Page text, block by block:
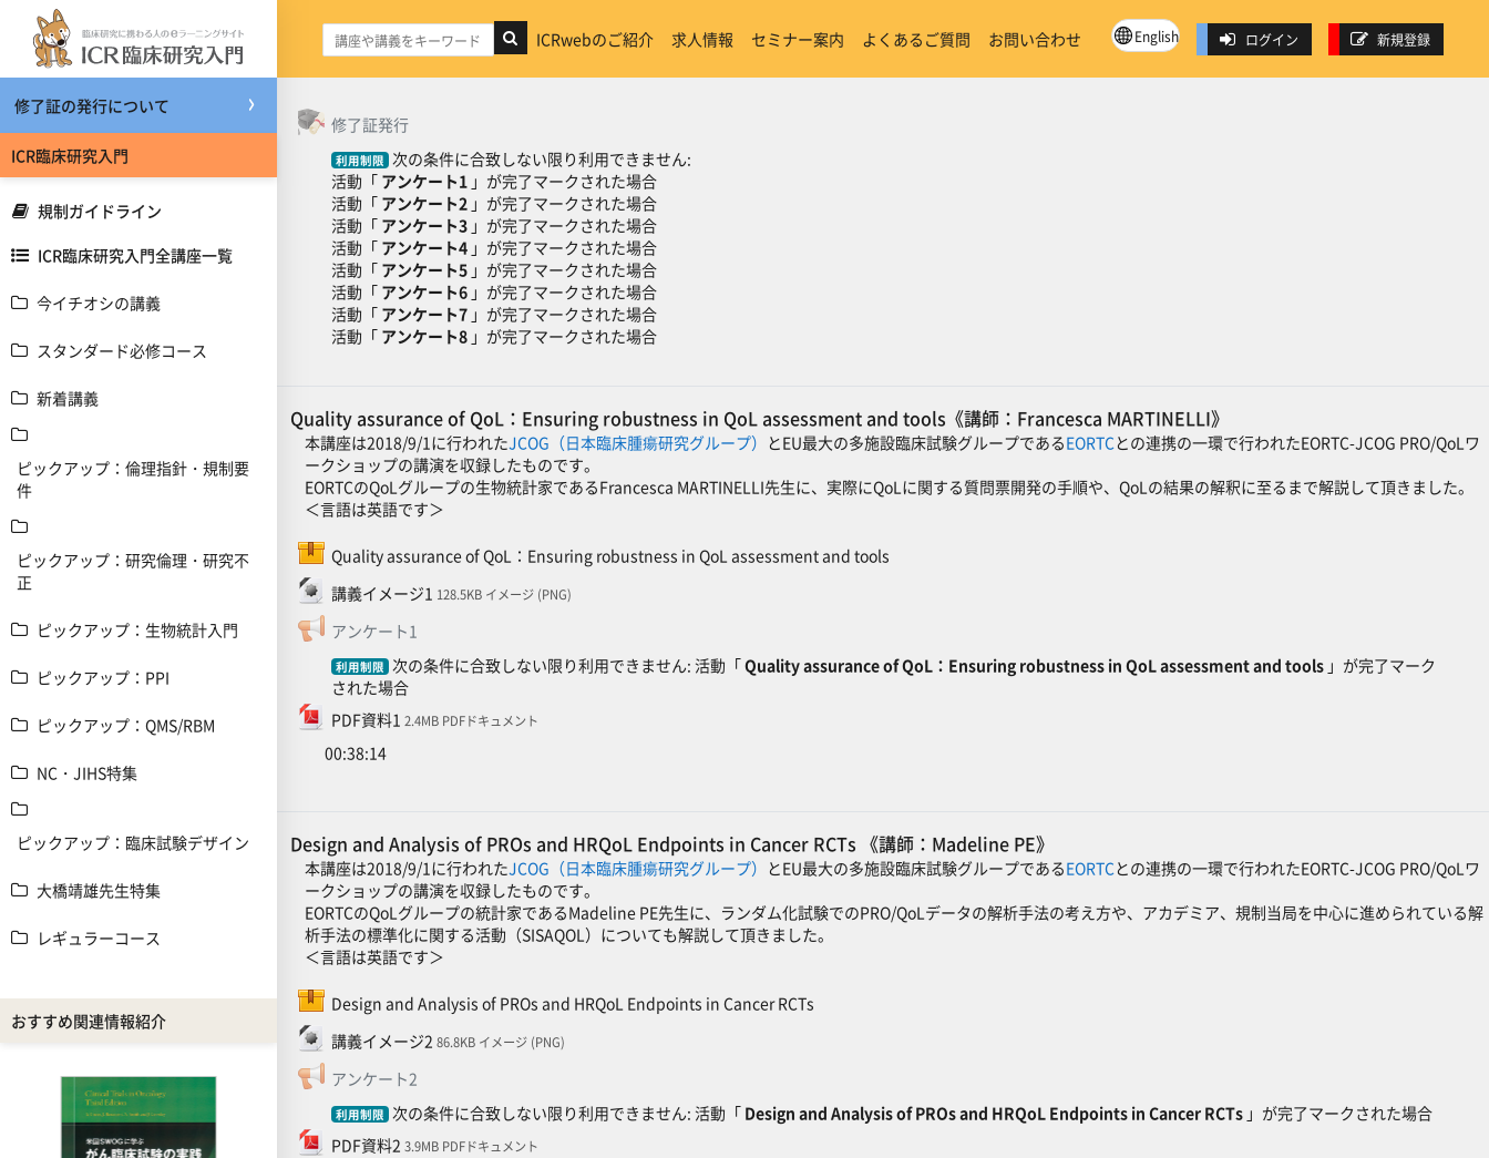
メインコンテンツへスキップする
修了証の発行について
ICR臨床研究入門
規制ガイドライン
ICR臨床研究入門全講座一覧
今イチオシの講義
スタンダード必修コース
新着講義
ピックアップ：倫理指針・規制要
件
ピックアップ：研究倫理・研究不
正
ピックアップ：生物統計入門
ピックアップ：PPI
ピックアップ：QMS/RBM
NC・JIHS特集
ピックアップ：臨床試験デザイン
大橋靖雄先生特集
レギュラーコース
おすすめ関連情報紹介
ICRwebのご紹介 求人情報 セミナー案内 よくあるご質問 お問い合わせ English ログイン 新規登録
トピックアウトライン
一般
修了証発行
利用制限 次の条件に合致しない限り利用できません:
活動「 アンケート1 」が完了マークされた場合
活動「 アンケート2 」が完了マークされた場合
活動「 アンケート3」が完了マークされた場合
活動「 アンケート4」が完了マークされた場合
活動「 アンケート5」が完了マークされた場合
活動「 アンケート6」が完了マークされた場合
活動「 アンケート7」が完了マークされた場合
活動「 アンケート8」が完了マークされた場合
Quality assurance of QoL：Ensuring robustness in QoL assessment and tools《講師：Francesca MARTINELLI》
本講座は2018/9/1に行われたJCOG（日本臨床腫瘍研究グループ） とEU最大の多施設臨床試験グループであるEORTC との連携の一環で行われたEORTC-JCOG PRO/QoLワ
ークショップの講演を収録したものです。
EORTCのQoLグループの生物統計家であるFrancesca MARTINELLI先生に、実際にQoLに関する質問票開発の手順や、QoLの結果の解釈に至るまで解説して頂きました。
＜言語は英語です＞
Quality assurance of QoL：Ensuring robustness in QoL assessment and toolsSCORMパッケージ
講義イメージ1ファイル128.5KB イメージ (PNG)
アンケート1
利用制限 次の条件に合致しない限り利用できません: 活動「Quality assurance of QoL：Ensuring robustness in QoL assessment and tools 」が完了マーク
された場合
PDF資料1
ファイル2.4MB PDFドキュメント
00:38:14
Design and Analysis of PROs and HRQoL Endpoints in Cancer RCTs 《講師：Madeline PE》
本講座は2018/9/1に行われたJCOG（日本臨床腫瘍研究グループ） とEU最大の多施設臨床試験グループであるEORTC との連携の一環で行われたEORTC-JCOG PRO/QoLワ
ークショップの講演を収録したものです。
EORTCのQoLグループの統計家であるMadeline PE先生に、ランダム化試験でのPRO/QoLデータの解析手法の考え方や、アカデミア、規制当局を中心に進められている解
析手法の標準化に関する活動（SISAQOL）についても解説して頂きました。
＜言語は英語です＞
Design and Analysis of PROs and HRQoL Endpoints in Cancer RCTsSCORMパッケージ
講義イメージ2ファイル86.8KB イメージ (PNG)
アンケート2フィードバック
利用制限 次の条件に合致しない限り利用できません: 活動「 Design and Analysis of PROs and HRQoL Endpoints in Cancer RCTs 」が完了マークされた場合
PDF資料2
ファイル3.9MB PDFドキュメント